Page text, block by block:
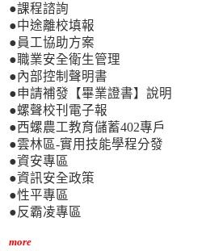
●課程諮詢
●中途離校填報
●員工協助方案
●職業安全衛生管理
●內部控制聲明書
●申請補發【畢業證書】說明
●螺聲校刊電子報
●西螺農工教育儲蓄402專戶
●雲林區-實用技能學程分發
●資安專區
●資訊安全政策
●性平專區
●反霸凌專區
more